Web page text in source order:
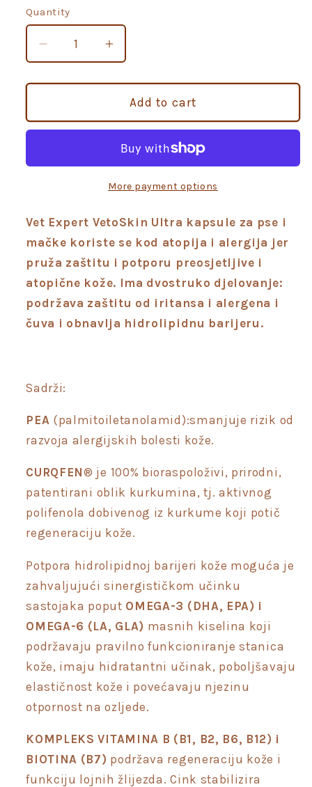
Quantity
Quantity
Decrease
quantity
for
Expert
Vetoskin
kaspule
i
mačke,
atopije
i
alergije
Increase
quantity
for
Expert
Vetoskin
Ultra
kaspule
za
i
mačke,
atopije
i
alergije
Add to cart
More payment options
Vet Expert VetoSkin Ultra ka psule za pse i
mačke koriste se kod atopija i alergija jer
pruža zaštitu i potporu preosjetljive i
atopične kože. Ima dvostruko djelovanje:
podržava zaštitu od iritansa i alergena i
čuva i obnavlja hidrolipidnu barijeru.
Sadrži:
PEA (palmitoiletanolamid):smanjuje rizik od
razvoja alergijskih bolesti kože.
CURQFEN® je 100% bioraspoloživi, prirodni,
patentirani oblik kurkumina, tj. aktivnog
polifenola dobivenog iz kurkume koji potič
regeneraciju kože.
Potpora hidrolipidnoj barijeri kože moguća je
zahvaljujući sinergističkom učinku
sastojaka poput OMEGA-3 (DHA, EPA) i
OMEGA-6 (LA, GLA) masnih kiselina koji
podržavaju pravilno funkcioniranje stanica
kože, imaju hidratantni učinak, poboljšavaju
elastičnost kože i povećavaju njezinu
otpornost na ozljede.
KOMPLEKS VITAMINA B (B1, B2, B6, B12) i
BIOTINA (B7) podržava regeneraciju kože i
funkciju lojnih žlijezda. Cink stabilizira